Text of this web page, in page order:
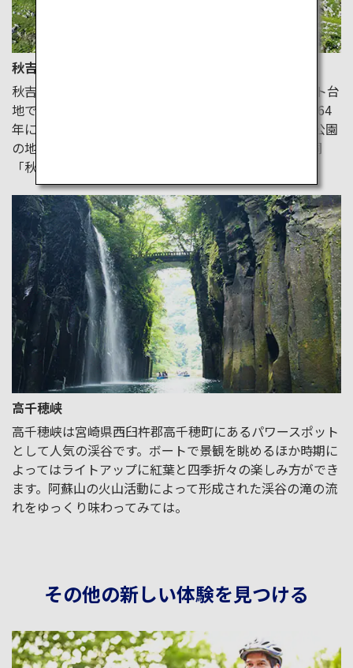
秋吉台・秋芳洞
秋吉台は、山口県美祢市に位置する日本最大のカルスト台
地です。1955年に国定公園（秋吉台国定公園）に、1964
年に特別天然記念物に指定されています。秋吉台国定公園
の地下100m、その南麓に開口する日本屈指の大鍾乳洞
「秋芳洞」があります。
高千穂峡
高千穂峡は宮崎県西臼杵郡高千穂町にあるパワースポット
として人気の渓谷です。ボートで景観を眺めるほか時期に
よってはライトアップに紅葉と四季折々の楽しみ方ができ
ます。阿蘇山の火山活動によって形成された渓谷の滝の流
れをゆっくり味わってみては。
その他の新しい体験を見つける